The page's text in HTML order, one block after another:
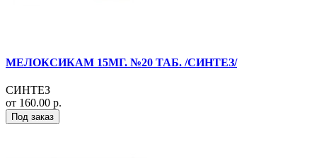
МЕЛОКСИКАМ 15МГ. №20 ТАБ. /СИНТЕЗ/
СИНТЕЗ
от 160.00 р.
Под заказ